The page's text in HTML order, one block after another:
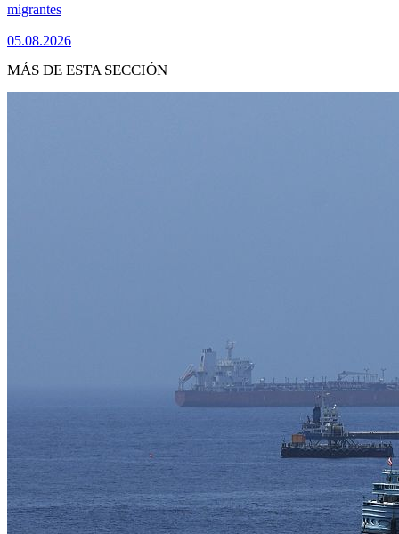
migrantes
05.08.2026
MÁS DE ESTA SECCIÓN